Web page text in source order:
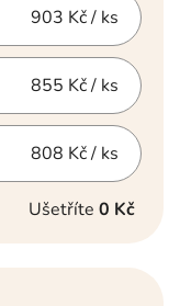
903 Kč/ ks
855 Kč/ ks
808 Kč/ ks
Ušetříte 0 Kč